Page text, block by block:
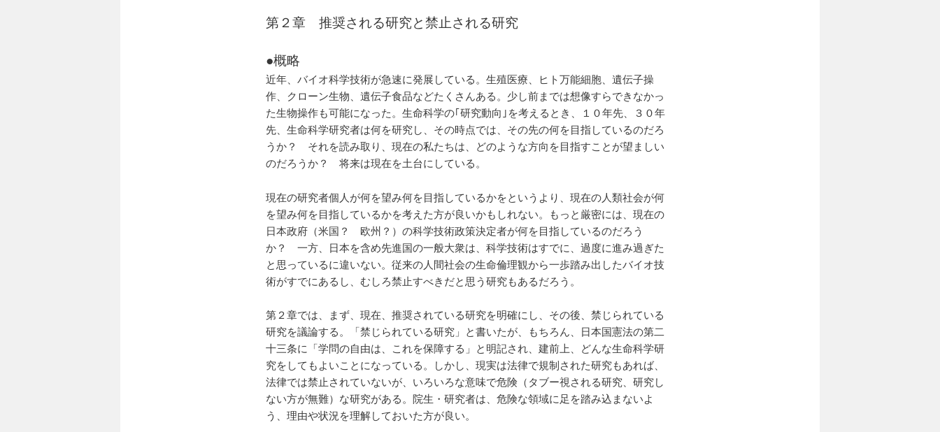
第２章 推奨される研究と禁止される研究
●概略
近年、バイオ科学技術が急速に発展している。生殖医療、ヒト万能細胞、遺伝子操
作、クローン生物、遺伝子食品などたくさんある。少し前までは想像すらできなかっ
た生物操作も可能になった。生命科学の｢研究動向｣を考えるとき、１０年先、３０年
先、生命科学研究者は何を研究し、その時点では、その先の何を目指しているのだろ
うか？ それを読み取り、現在の私たちは、どのような方向を目指すことが望ましい
のだろうか？ 将来は現在を土台にしている。
現在の研究者個人が何を望み何を目指しているかをというより、現在の人類社会が何
を望み何を目指しているかを考えた方が良いかもしれない。もっと厳密には、現在の
日本政府（米国？ 欧州？）の科学技術政策決定者が何を目指しているのだろう
か？ 一方、日本を含め先進国の一般大衆は、科学技術はすでに、過度に進み過ぎた
と思っているに違いない。従来の人間社会の生命倫理観から一歩踏み出したバイオ技
術がすでにあるし、むしろ禁止すべきだと思う研究もあるだろう。
第２章では、まず、現在、推奨されている研究を明確にし、その後、禁じられている
研究を議論する。「禁じられている研究」と書いたが、もちろん、日本国憲法の第二
十三条に「学問の自由は、これを保障する」と明記され、建前上、どんな生命科学研
究をしてもよいことになっている。しかし、現実は法律で規制された研究もあれば、
法律では禁止されていないが、いろいろな意味で危険（タブー視される研究、研究し
ない方が無難）な研究がある。院生・研究者は、危険な領域に足を踏み込まないよ
う、理由や状況を理解しておいた方が良い。